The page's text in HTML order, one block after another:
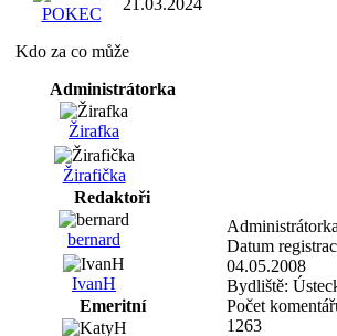
POKEC
21.03.2024
Kdo za co může
Administrátorka
Žirafka
Žirafička
Redaktoři
bernard
IvanH
Emeritní
Administrátorka
Datum
04.05.2008
Bydliště:
Počet
1263